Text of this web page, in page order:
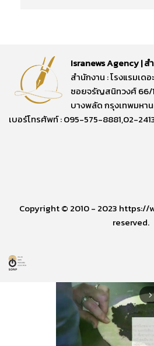
Isranews Agency | ส
สำนักงาน : โรงแรมเด
ซอยจรัญสนิทวงศ์ 66/
บางพลัด กรุงเทพมหา
เบอร์โทรศัพท์ : 095-575-8881,02-
Copyright © 2010 - 2023 https://
reserved.
arrow_forward_ios